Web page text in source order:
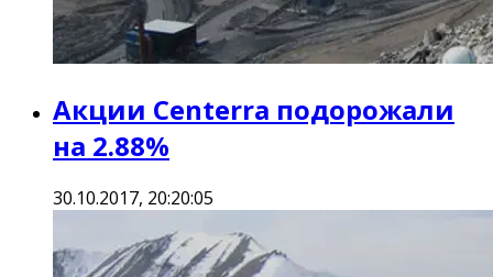
Акции Centerra подорожали
на 2.88%
30.10.2017, 20:20:05